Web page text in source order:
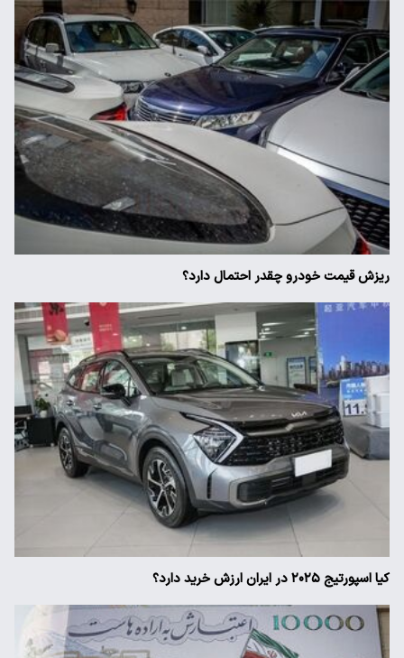
ریزش قیمت خودرو چقدر احتمال دارد؟
کیا اسپورتیج ۲۰۲۵ در ایران ارزش خرید دارد؟